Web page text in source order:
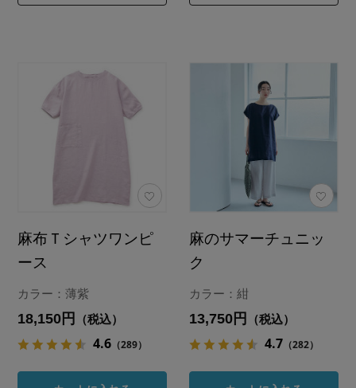
麻布Ｔシャツワンピ
ース
カラー：薄紫
18,150円 （税込）
4.6 （289）
麻のサマーチュニッ
ク
カラー：紺
13,750円 （税込）
4.7 （282）